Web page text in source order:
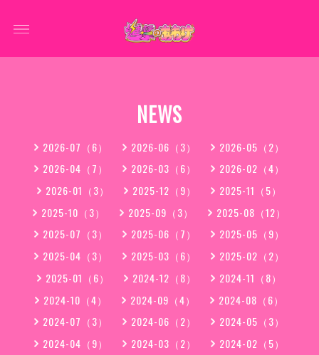
NEWS
2026-07（6） 2026-06（3）
2026-05（2）
2026-04（7）
2026-03（6）
2026-02（4）
2026-01（3）
2025-12（9）
2025-11（5）
2025-10（3）
2025-09（3）
2025-08（12）
2025-07（3）
2025-06（7）
2025-05（9）
2025-04（3）
2025-03（6）
2025-02（2）
2025-01（6）
2024-12（8）
2024-11（8）
2024-10（4）
2024-09（4）
2024-08（6）
2024-07（3）
2024-06（2）
2024-05（3）
2024-04（9）
2024-03（2）
2024-02（5）